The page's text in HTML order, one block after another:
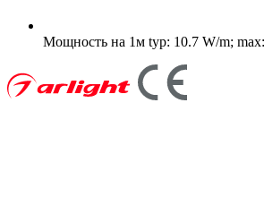
Мощность на 1м typ: 10.7 W/m;